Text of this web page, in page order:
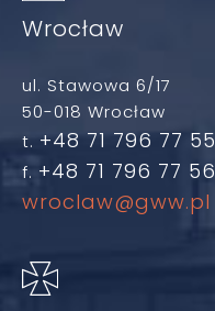
Wrocław
ul. Stawowa 6/17
50-018 Wrocław
t. +48 71 796 77 55
f. +48 71 796 77 56
wroclaw@gww.pl